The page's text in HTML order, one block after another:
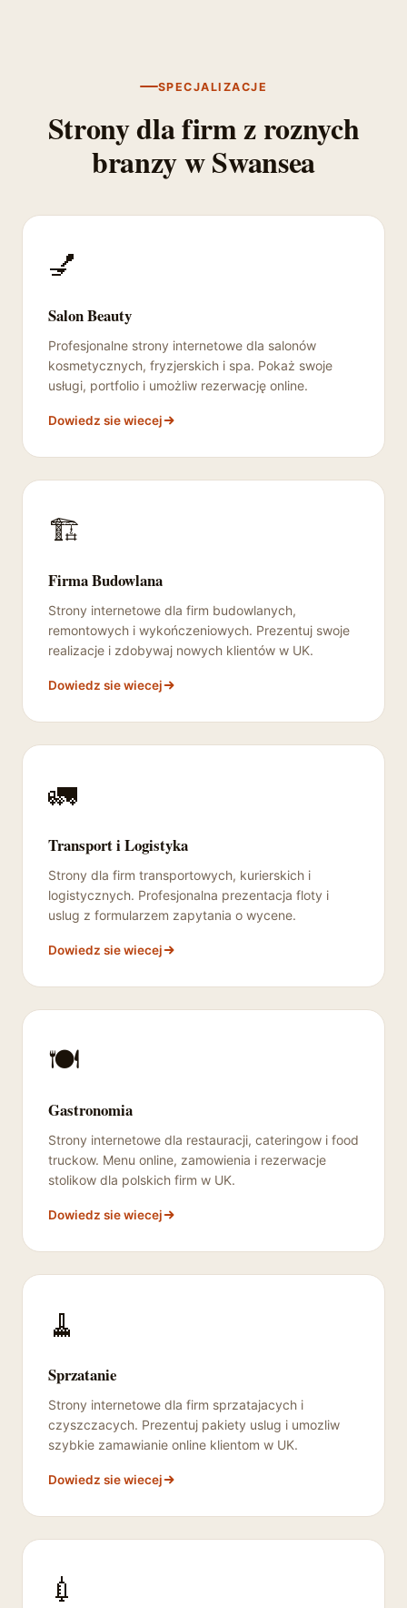
SPECJALIZACJE
Strony dla firm z roznych
branzy w Swansea
💅
Salon Beauty
Profesjonalne strony internetowe dla salonów
kosmetycznych, fryzjerskich i spa. Pokaż swoje
usługi, portfolio i umożliw rezerwację online.
Dowiedz sie wiecej
🏗️
Firma Budowlana
Strony internetowe dla firm budowlanych,
remontowych i wykończeniowych. Prezentuj swoje
realizacje i zdobywaj nowych klientów w UK.
Dowiedz sie wiecej
🚛
Transport i Logistyka
Strony dla firm transportowych, kurierskich i
logistycznych. Profesjonalna prezentacja floty i
uslug z formularzem zapytania o wycene.
Dowiedz sie wiecej
🍽️
Gastronomia
Strony internetowe dla restauracji, cateringow i food
truckow. Menu online, zamowienia i rezerwacje
stolikow dla polskich firm w UK.
Dowiedz sie wiecej
🧹
Sprzatanie
Strony internetowe dla firm sprzatajacych i
czyszczacych. Prezentuj pakiety uslug i umozliw
szybkie zamawianie online klientom w UK.
Dowiedz sie wiecej
💉